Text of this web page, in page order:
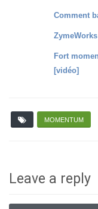
Comment
Fort
[vidéo]
MOMENTUM
Leave a reply